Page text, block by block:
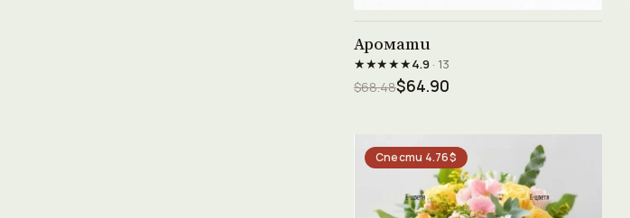
Аромати
★★★★★4.9· 13
$68.48$64.90
Спести 4.76$